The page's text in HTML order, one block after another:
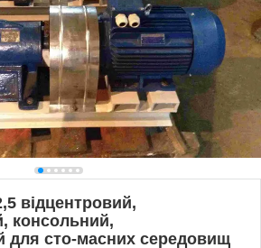
відцентровий,
консольний,
для сто-масних середовищ